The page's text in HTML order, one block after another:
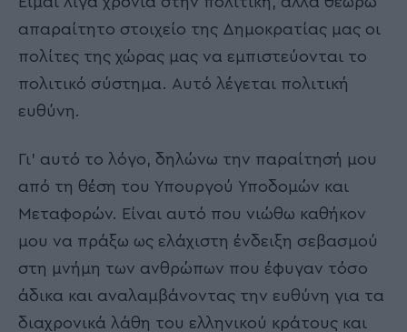
απαραίτητο στοιχείο της Δημοκρατίας μας οι
πολίτες της χώρας μας να εμπιστεύονται το
πολιτικό σύστημα. Αυτό λέγεται πολιτική
ευθύνη.
Γι’ αυτό το λόγο, δηλώνω την παραίτησή μου
από τη θέση του Υπουργού Υποδομών και
Μεταφορών. Είναι αυτό που νιώθω καθήκον
μου να πράξω ως ελάχιστη ένδειξη σεβασμού
στη μνήμη των ανθρώπων που έφυγαν τόσο
άδικα και αναλαμβάνοντας την ευθύνη για τα
διαχρονικά λάθη του ελληνικού κράτους και